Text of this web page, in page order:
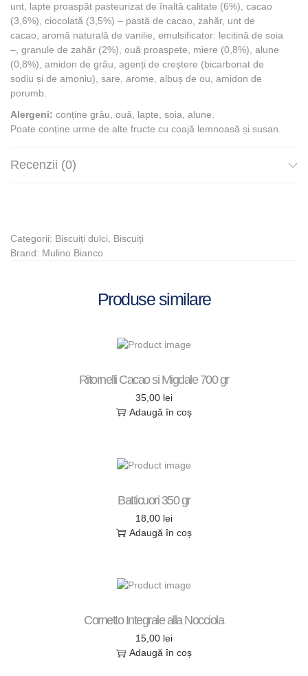
unt, lapte proaspăt pasteurizat de înaltă calitate (6%), cacao
(3,6%), ciocolată (3,5%) – pastă de cacao, zahăr, unt de
cacao, aromă naturală de vanilie, emulsificator: lecitină de soia
–, granule de zahăr (2%), ouă proaspete, miere (0,8%), alune
(0,8%), amidon de grâu, agenți de creștere (bicarbonat de
sodiu și de amoniu), sare, arome, albuș de ou, amidon de
porumb.
Alergeni: conține grâu, ouă, lapte, soia, alune.
Poate conține urme de alte fructe cu coajă lemnoasă și susan.
Recenzii (0)
Categorii: Biscuiți dulci
Biscuiți
Brand: Mulino Bianco
Produse similare
Ritornelli Cacao si Migdale 700 gr
35,00 lei
Adaugă în coș
Batticuori 350 gr
18,00 lei
Adaugă în coș
Cornetto Integrale alla Nocciola
15,00 lei
Adaugă în coș